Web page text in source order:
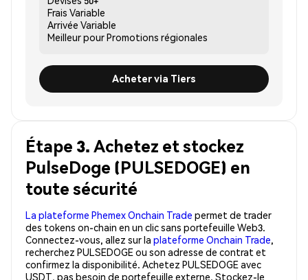
Frais Variable
Arrivée Variable
Meilleur pourPromotions régionales
Acheter via Tiers
Étape 3. Achetez et stockez
PulseDoge (PULSEDOGE) en
toute sécurité
La plateforme Phemex Onchain Trade permet de trader
des tokens on-chain en un clic sans portefeuille Web3.
Connectez-vous, allez sur la plateforme Onchain Trade,
recherchez PULSEDOGE ou son adresse de contrat et
confirmez la disponibilité. Achetez PULSEDOGE avec
USDT, pas besoin de portefeuille externe. Stockez-le